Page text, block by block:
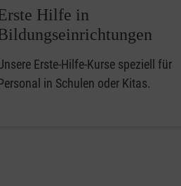
Hilfe in
Erste-Hilfe-Kurse speziell für
in Schulen oder Kitas.